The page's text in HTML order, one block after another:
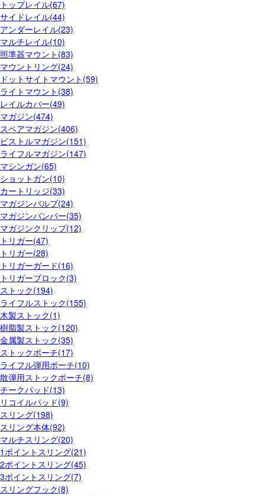
トップレイル(67)
サイドレイル(44)
アンダーレイル(23)
マルチレイル(10)
照準器マウント(83)
マウントリング(24)
ドットサイトマウント(59)
ライトマウント(38)
レイルカバー(49)
マガジン(474)
スペアマガジン(406)
ピストルマガジン(151)
ライフルマガジン(147)
マシンガン(65)
ショットガン(10)
カートリッジ(33)
マガジンバルブ(24)
マガジンバンパー(35)
マガジンクリップ(12)
トリガー(47)
トリガー(28)
トリガーガード(16)
トリガーブロック(3)
ストック(194)
ライフルストック(155)
木製ストック(1)
樹脂製ストック(120)
金属製ストック(35)
ストックポーチ(17)
ライフル弾用ポーチ(10)
散弾用ストックポーチ(8)
チークパッド(13)
リコイルパッド(9)
スリング(198)
スリング本体(92)
マルチスリング(20)
1ポイントスリング(21)
2ポイントスリング(45)
3ポイントスリング(7)
スリングフック(8)